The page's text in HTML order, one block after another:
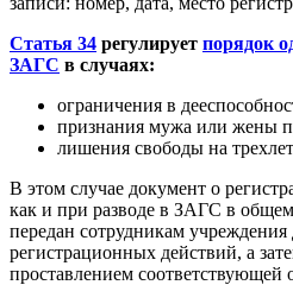
Статья 34 регулирует порядок
ЗАГС в случаях:
ограничения в
признания мужа или жены
лишения свободы на
В этом случае документ о
как и при разводе в ЗАГС в общем
передан сотрудникам
регистрационных действий, а
проставлением соответствующей